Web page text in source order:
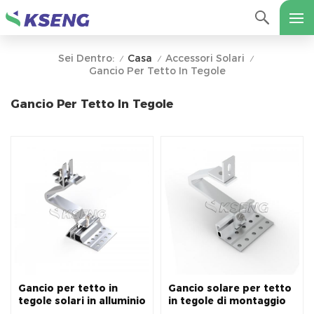
Sei Dentro: / Casa / Accessori Solari /
Gancio Per Tetto In Tegole
Gancio Per Tetto In Tegole
Gancio per tetto in
tegole solari in alluminio
Gancio solare per tetto
in tegole di montaggio